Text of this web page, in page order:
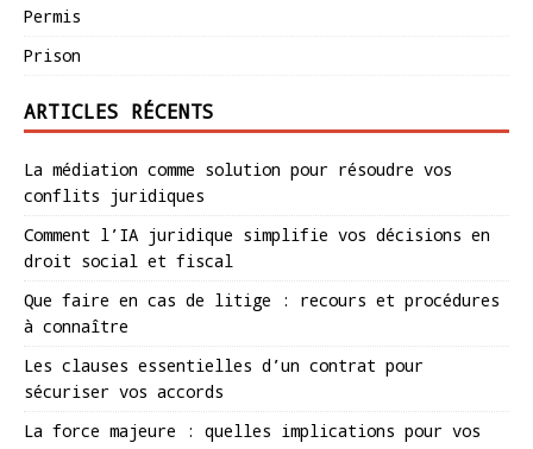
Permis
Prison
ARTICLES RÉCENTS
La médiation comme solution pour résoudre vos
conflits juridiques
Comment l’IA juridique simplifie vos décisions en
droit social et fiscal
Que faire en cas de litige : recours et procédures
à connaître
Les clauses essentielles d’un contrat pour
sécuriser vos accords
La force majeure : quelles implications pour vos